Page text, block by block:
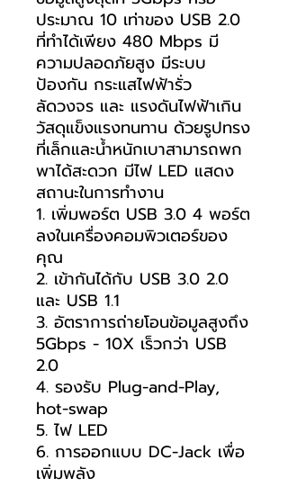
ประมาณ 10 เท่าของ USB 2.0
ที่ทำได้เพียง 480 Mbps มี
ความปลอดภัยสูง มีระบบ
ป้องกัน กระแสไฟฟ้ารั่ว
ลัดวงจร และ แรงดันไฟฟ้าเกิน
วัสดุแข็งแรงทนทาน ด้วยรูปทรง
ที่เล็กและน้ำหนักเบาสามารถพก
พาได้สะดวก มีไฟ LED แสดง
สถานะในการทำงาน
1. เพิ่มพอร์ต USB 3.0 4 พอร์ต
ลงในเครื่องคอมพิวเตอร์ของ
คุณ
2. เข้ากันได้กับ USB 3.0 2.0
และ USB 1.1
3. อัตราการถ่ายโอนข้อมูลสูงถึง
5Gbps - 10X เร็วกว่า USB
2.0
4. รองรับ Plug-and-Play,
hot-swap
5. ไฟ LED
6. การออกแบบ DC-Jack เพื่อ
เพิ่มพลัง